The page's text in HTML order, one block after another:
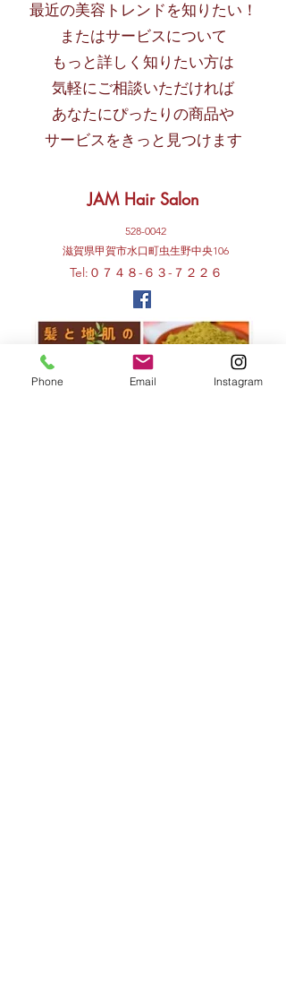
最近の美容トレンドを知りたい！
またはサービスについて
もっと詳しく知りたい方は
気軽にご相談いただければ
あなたにぴったりの商品や
サービスをきっと見つけます
JAM Hair Salon
528-0042
​滋賀県甲賀市水口町虫生野中央106
Tel:０７４８-６３-７２２６
Phone Email Instagram